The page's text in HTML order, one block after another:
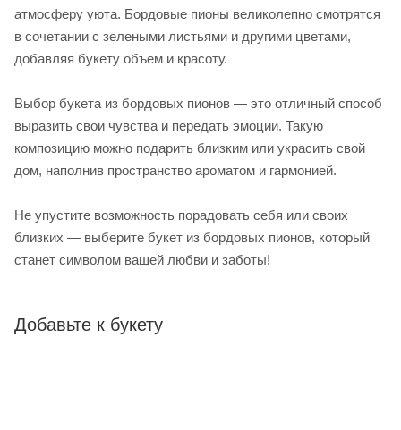
атмосферу уюта. Бордовые пионы великолепно смотрятся
в сочетании с зелеными листьями и другими цветами,
добавляя букету объем и красоту.
Выбор букета из бордовых пионов — это отличный способ
выразить свои чувства и передать эмоции. Такую
композицию можно подарить близким или украсить свой
дом, наполнив пространство ароматом и гармонией.
Не упустите возможность порадовать себя или своих
близких — выберите букет из бордовых пионов, который
станет символом вашей любви и заботы!
Добавьте к букету